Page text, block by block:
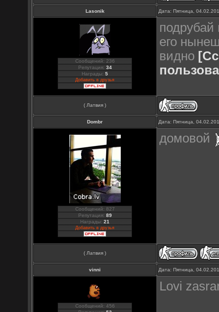
Lasonik Дата: Пятница,
Сообщений: 236
Репутация: 34
Награды:5
Добавить в друзья
подрубай
его
видно
( Латвия )
Dombr Дата: Пятница,
Сообщений: 827
Репутация: 89
Награды:21
Добавить в друзья
домовой
( Латвия )
vinni Дата: Пятница,
Сообщений: 456
Lovi